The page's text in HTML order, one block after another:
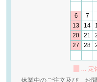
6
7
13
14
20
21
27
28
… 定
休業中のご注文及び、お